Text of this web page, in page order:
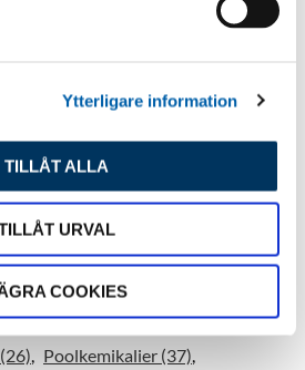
Ytterligare information
TILLÅT ALLA
URVAL
COOKIES
KÖP
st i lager KÖP
Poolkemikalier (37)